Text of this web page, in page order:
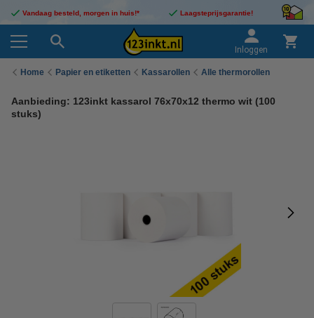
Vandaag besteld, morgen in huis!* Laagsteprijsgarantie!
Inloggen
Home Papier en etiketten Kassarollen Alle thermorollen
Aanbieding: 123inkt kassarol 76x70x12 thermo wit (100
stuks)